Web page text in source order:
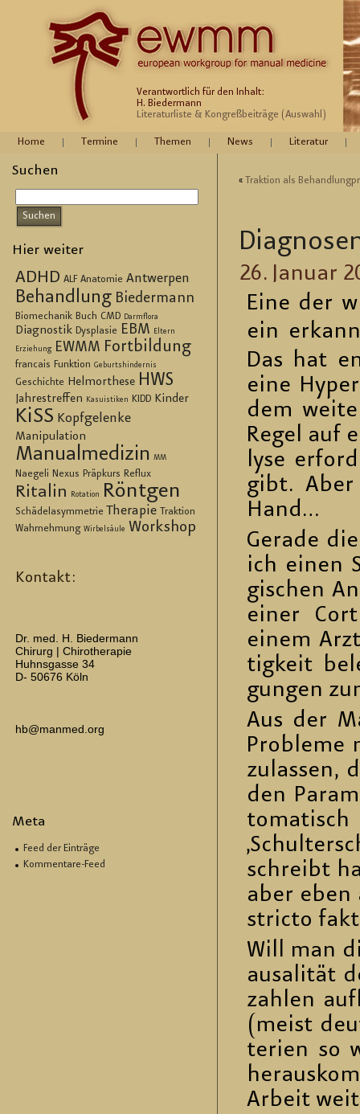
Verantwortlich für den Inhalt:
H. Biedermann
Literaturliste & Kongreßbeiträge (Auswahl)
Home Termine Themen News Literatur
Suchen
Hier weiter
ADHD ALF Anatomie Antwerpen
Behandlung Biedermann
Biomechanik Buch CMD Darmflora
Diagnostik Dysplasie EBM Eltern
Erziehung EWMM Fortbildung
francais Funktion Geburtshindernis
Geschichte Helmorthese HWS
Jahrestreffen Kasuistiken KIDD Kinder
KiSS Kopfgelenke
Manipulation
Manualmedizin MM
Naegeli Nexus Präpkurs Reflux
Ritalin Rotation Röntgen
Schädelasymmetrie Therapie Traktion
Wahrnehmung Wirbelsäule Workshop
Kontakt:
Dr. med. H. Biedermann
Chirurg | Chirotherapie
Huhnsgasse 34
D- 50676 Köln
hb@manmed.org
Meta
Feed der Einträge
Kommentare-Feed
« Trak­ti­on als
26. Ja­nu­ar
Eine der
ein
Das hat
eine
dem
Regel auf
ly­se
gibt.
Hand…
Ge­ra­de
ich einen
gi­schen
einer
einem
tig­keit
gun­gen
Aus der
Pro­ble­me
zu­las­sen,
den
to­ma­tisch
schreibt
aber eben
stric­to
Will man
au­sa­li­tät
zah­len
(meist
te­ri­en so
Ar­beit